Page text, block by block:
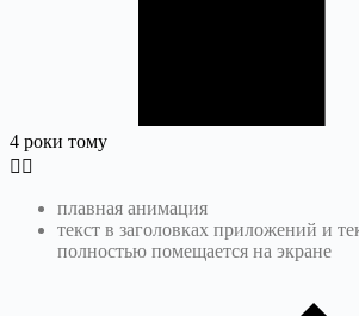
4 роки тому
плавная анимация
текст в заголовках приложений и
полностью помещается на экране